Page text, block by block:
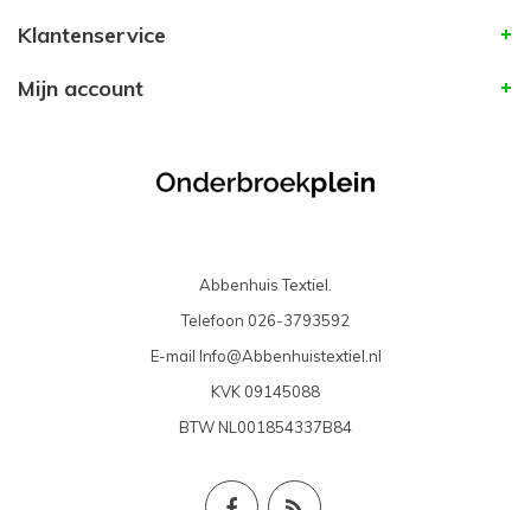
Klantenservice
Mijn account
Abbenhuis Textiel.
Telefoon 026-3793592
E-mail Info@Abbenhuistextiel.nl
KVK 09145088
BTWNL001854337B84